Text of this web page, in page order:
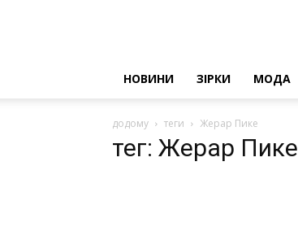
НОВИНИ ЗІРКИ МОДА
додому теги Жерар Пике
тег: Жерар Пике